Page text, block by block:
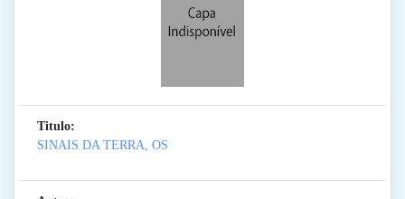
Titulo:
SINAIS DA TERRA, OS